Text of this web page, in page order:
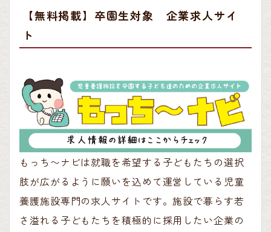
【無料掲載】卒園生対象 企業求人サイ
ト
もっち〜ナビは就職を希望する子どもたちの選択
肢が広がるように願いを込めて運営している児童
養護施設専門の求人サイトです。施設で暮らす若
さ溢れる子どもたちを積極的に採用したい企業の